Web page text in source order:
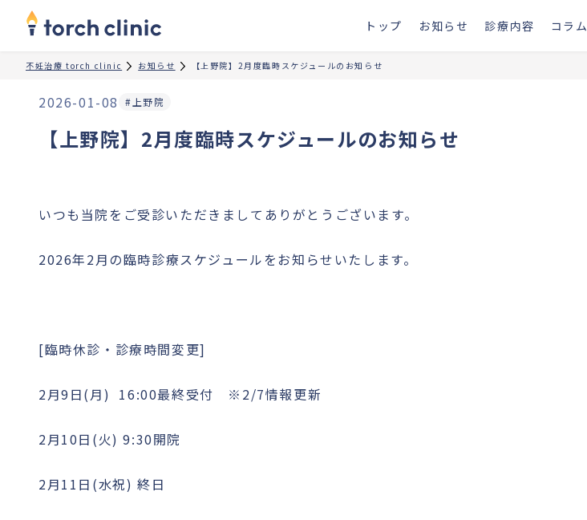
トップ お知らせ 診療内容 コラム
不妊治療 torch clinic お知らせ 【上野院】2月度臨時スケジュールのお知らせ
2026-01-08 #上野院
【上野院】2月度臨時スケジュールのお知らせ
いつも当院をご受診いただきましてありがとうございます。
2026年2月の臨時診療スケジュールをお知らせいたします。
[臨時休診・診療時間変更]
2月9日(月) 16:00最終受付 ※2/7情報更新
2月10日(火) 9:30開院
2月11日(水祝) 終日